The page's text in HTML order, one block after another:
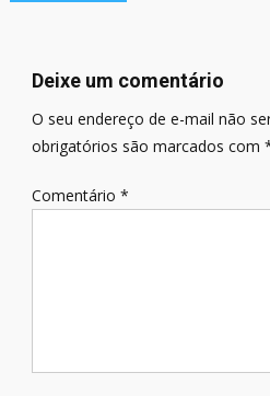
Post
Deixe um comentário
O seu endereço de e-mail não
obrigatórios são marcados com
Comentário *